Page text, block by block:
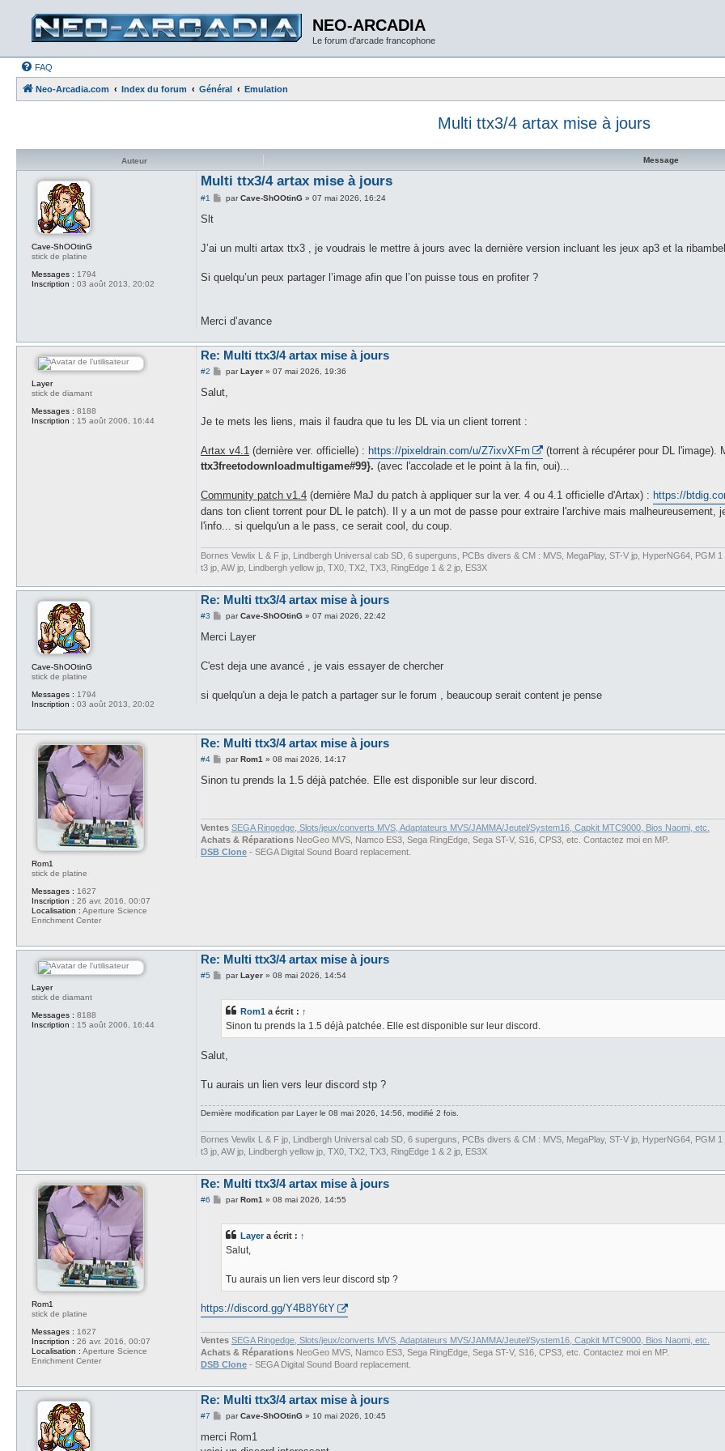
NEO-ARCADIA
Le forum d'arcade francophone
FAQ
Neo-Arcadia.com Index du forum Général Emulation
Multi ttx3/4 artax mise à jours
Message
Auteur
Cave-ShOOtinG
stick de platine
Messages : 1794
Inscription : 03 août 2013, 20:02
Multi ttx3/4 artax mise à jours
#1
M
g
parCave-ShOOtinG» 07 mai 2026, 16:24
Slt
J’ai un multi artax ttx3 , je voudrais le mettre à jours avec la dernière version incluant les jeux ap3 et la
Si quelqu’un peux partager l’image afin que l’on puisse tous en profiter ?
Merci d’avance
Layer
stick de diamant
Messages : 8188
Inscription : 15 août 2006, 16:44
Re: Multi ttx3/4 artax mise à jours
#2
M
s
s
g
parLayer» 07 mai 2026, 19:36
Salut,
Je te mets les liens, mais il faudra que tu les DL via un client torrent :
Artax v4.1 (dernière ver. officielle) : https://pixeldrain.com/u/Z7ixvXFm
(torrent à récupérer pour DL l'image).
ttx3freetodownloadmultigame#99}. (avec l'accolade et le point à la fin, oui)...
Community patch v1.4 (dernière MaJ du patch à appliquer sur la ver. 4 ou 4.1 officielle d'Artax) : https://
dans ton client torrent pour DL le patch). Il y a un mot de passe pour extraire l'archive mais
l'info... si quelqu'un a le pass, ce serait cool, du coup.
Bornes Vewlix L & F jp, Lindbergh Universal cab SD, 6 superguns, PCBs divers & CM : MVS, MegaPlay, ST-V jp, HyperNG64,
t3 jp, AW jp, Lindbergh yellow jp, TX0, TX2, TX3, RingEdge 1 & 2 jp, ES3X
Cave-ShOOtinG
stick de platine
Messages : 1794
Inscription : 03 août 2013, 20:02
Re: Multi ttx3/4 artax mise à jours
#3
M
s
g
parCave-ShOOtinG» 07 mai 2026, 22:42
Merci Layer
C'est deja une avancé , je vais essayer de chercher
si quelqu'un a deja le patch a partager sur le forum , beaucoup serait content je pense
Rom1
stick de platine
Messages : 1627
Inscription : 26 avr. 2016, 00:07
Localisation : Aperture Science
Enrichment Center
Re: Multi ttx3/4 artax mise à jours
#4
M
s
parRom1 » 08 mai 2026, 14:17
Sinon tu prends la 1.5 déjà patchée. Elle est disponible sur leur discord.
Ventes SEGA Ringedge, Slots/jeux/converts MVS, Adaptateurs MVS/JAMMA/Jeutel/System16, Capkit MTC9000, Bios Naomi, etc.
Achats & Réparations NeoGeo MVS, Namco ES3, Sega RingEdge, Sega ST-V, S16, CPS3, etc. Contactez moi en MP.
DSB Clone - SEGA Digital Sound Board replacement.
Layer
stick de diamant
Messages : 8188
Inscription : 15 août 2006, 16:44
Re: Multi ttx3/4 artax mise à jours
#5
M
a
g
parLayer» 08 mai 2026, 14:54
Rom1 a écrit : ↑
Sinon tu prends la 1.5 déjà patchée. Elle est disponible sur leur discord.
Salut,
Tu aurais un lien vers leur discord stp ?
Dernière modification parLayerle 08 mai 2026, 14:56, modifié 2 fois.
Bornes Vewlix L & F jp, Lindbergh Universal cab SD, 6 superguns, PCBs divers & CM : MVS, MegaPlay, ST-V jp, HyperNG64,
t3 jp, AW jp, Lindbergh yellow jp, TX0, TX2, TX3, RingEdge 1 & 2 jp, ES3X
Rom1
stick de platine
Messages : 1627
Inscription : 26 avr. 2016, 00:07
Localisation : Aperture Science
Enrichment Center
Re: Multi ttx3/4 artax mise à jours
#6
M
a
g
parRom1 » 08 mai 2026, 14:55
Layera écrit : ↑
Salut,
Tu aurais un lien vers leur discord stp ?
https://discord.gg/Y4B8Y6tY
Ventes SEGA Ringedge, Slots/jeux/converts MVS, Adaptateurs MVS/JAMMA/Jeutel/System16, Capkit MTC9000, Bios Naomi, etc.
Achats & Réparations NeoGeo MVS, Namco ES3, Sega RingEdge, Sega ST-V, S16, CPS3, etc. Contactez moi en MP.
DSB Clone - SEGA Digital Sound Board replacement.
Re: Multi ttx3/4 artax mise à jours
#7
M
s
parCave-ShOOtinG» 10 mai 2026, 10:45
merci Rom1